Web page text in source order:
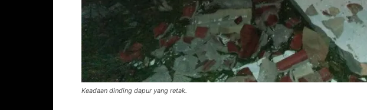
Keadaan dinding dapur yang retak.